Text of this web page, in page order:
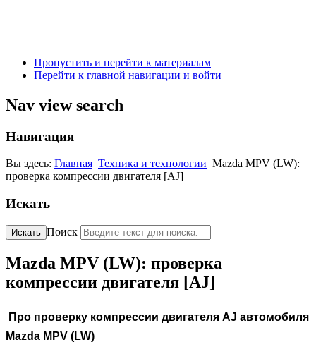
Пропустить и перейти к материалам
Перейти к главной навигации и войти
Nav view search
Навигация
Вы здесь: Главная Техника и технологии Mazda MPV (LW):
проверка компрессии двигателя [AJ]
Искать
Искать Поиск
Mazda MPV (LW): проверка
компрессии двигателя [AJ]
Про проверку компрессии двигателя AJ автомобиля
Mazda MPV (LW)